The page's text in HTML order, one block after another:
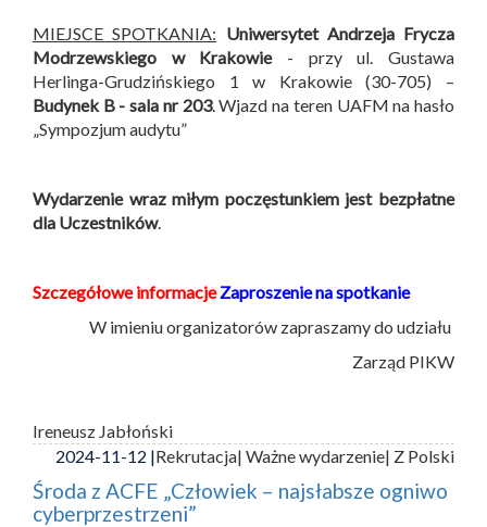
MIEJSCE SPOTKANIA: Uniwersytet Andrzeja Frycza
Modrzewskiego w Krakowie- przy ul. Gustawa
Herlinga-Grudzińskiego 1 w Krakowie (30-705) –
Budynek B - sala nr 203. Wjazd na teren UAFM na hasło
„Sympozjum audytu”
Wydarzenie wraz miłym poczęstunkiem jest bezpłatne
dla Uczestników.
Szczegółowe informacje Zaproszenie na spotkanie
W imieniu organizatorów zapraszamy do udziału
Zarząd PIKW
Ireneusz Jabłoński
2024-11-12 |Rekrutacja| Ważne wydarzenie| Z Polski
Środa z ACFE „Człowiek – najsłabsze ogniwo
cyberprzestrzeni”